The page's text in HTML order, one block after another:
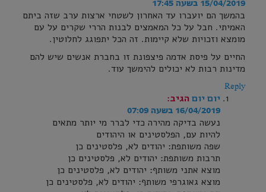
15/04/2019 בשעה 17:45
בהמשך הם יועברו עד האחרון לשטחי ארצות ערב שזה ביתם
האמיתי. חבל על כל המאמצים לבנות הררי שקרים על עם
מומצא וזכויות שלא קיימות. זה הכל יתפוגג לחלוטין.
החיים על פיסת אדמה פיצפונת זו בחברת אנשים שיש להם
מדינות רבות לא יכולים להימשך עוד.
Reply
יום יום הגיב:
16/04/2019 בשעה 07:09
נעשה בדיקה מהירה כדי לברר מי יותר מתאים
להיות עם, הפלסטינים או היהודים
שפה משותפת: יהודים לא, פלסטינים כן
תרבות משותפת: יהודים לא, פלסטינים כן
מוצא אתני משותף: יהודים לא, פלסטינים כן
מוצא גאוגרפי משותף: יהודים לא, פלסטינים כן